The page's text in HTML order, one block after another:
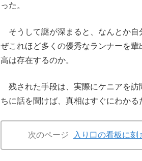
った。
そうして謎が深まると、なんとか自
ぜこれほど多くの優秀なランナーを
高は存在するのか。
残された手段は、実際にケニアを訪
ちに話を聞けば、真相はすぐにわかる
次のページ 入り口の看板に